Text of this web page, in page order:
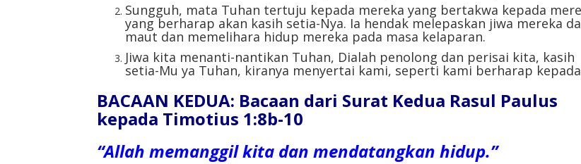
Sungguh, mata Tuhan tertuju kepada mereka yang bertakwa kepada
yang berharap akan kasih setia-Nya. Ia hendak melepaskan jiwa mereka
maut dan memelihara hidup mereka pada masa kelaparan.
Jiwa kita menanti-nantikan Tuhan, Dialah penolong dan perisai kita, kasih
setia-Mu ya Tuhan, kiranya menyertai kami, seperti kami berharap
BACAAN KEDUA: Bacaan dari Surat Kedua Rasul Paulus
kepada Timotius 1:8b-10
“Allah memanggil kita dan mendatangkan hidup.”